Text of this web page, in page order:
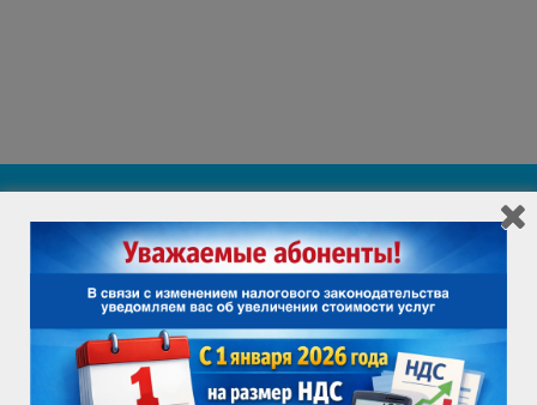
ВАКАНСИИ
ПРОВЕРИТЬ ВОЗМОЖНОСТЬ ПОДКЛЮЧЕНИЯ
Служба поддержки клиентов
+7 (3452) 69 55 55